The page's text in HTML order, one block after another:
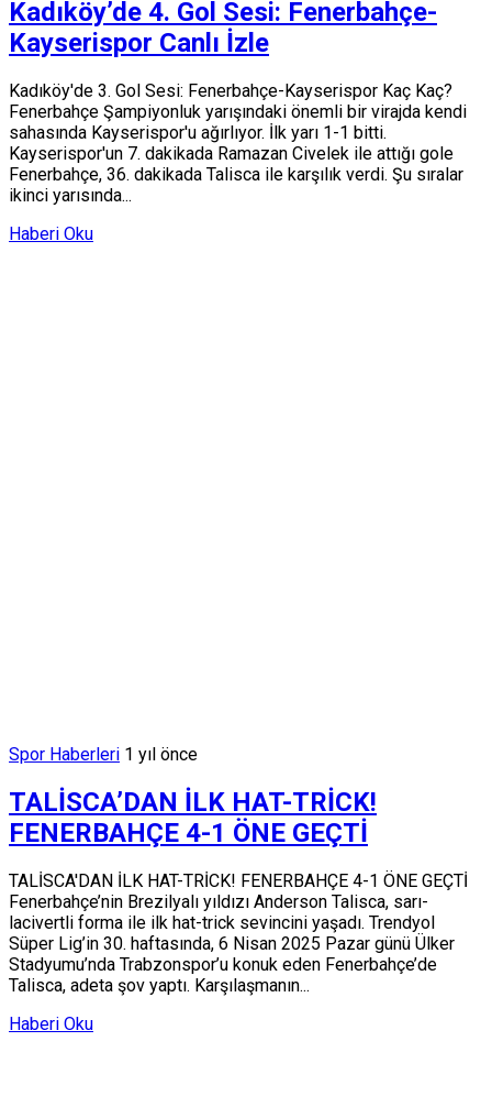
Kadıköy’de 4. Gol Sesi: Fenerbahçe-
Kayserispor Canlı İzle
Kadıköy'de 3. Gol Sesi: Fenerbahçe-Kayserispor Kaç Kaç?
Fenerbahçe Şampiyonluk yarışındaki önemli bir virajda kendi
sahasında Kayserispor'u ağırlıyor. İlk yarı 1-1 bitti.
Kayserispor'un 7. dakikada Ramazan Civelek ile attığı gole
Fenerbahçe, 36. dakikada Talisca ile karşılık verdi. Şu sıralar
ikinci yarısında...
Haberi Oku
Spor Haberleri 1 yıl önce
TALİSCA’DAN İLK HAT-TRİCK!
FENERBAHÇE 4-1 ÖNE GEÇTİ
TALİSCA'DAN İLK HAT-TRİCK! FENERBAHÇE 4-1 ÖNE GEÇTİ
Fenerbahçe’nin Brezilyalı yıldızı Anderson Talisca, sarı-
lacivertli forma ile ilk hat-trick sevincini yaşadı. Trendyol
Süper Lig’in 30. haftasında, 6 Nisan 2025 Pazar günü Ülker
Stadyumu’nda Trabzonspor’u konuk eden Fenerbahçe’de
Talisca, adeta şov yaptı. Karşılaşmanın...
Haberi Oku